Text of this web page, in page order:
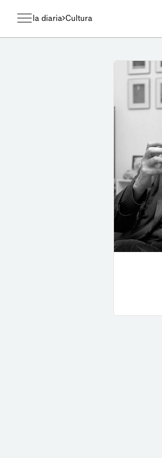
la diaria Cultura